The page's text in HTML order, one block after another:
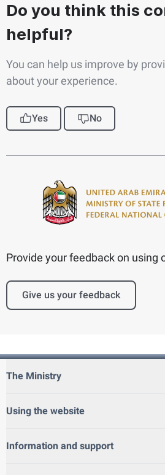
Do you think this
helpful?
You can help us improve by
about your experience.
Yes No
Provide your feedback on using
Give us your feedback
The Ministry
Using the website
Information and support